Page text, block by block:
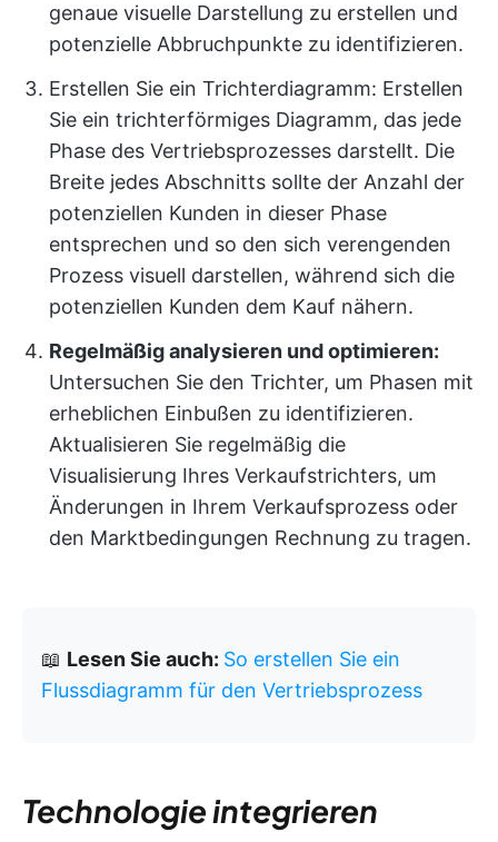
genaue visuelle Darstellung zu erstellen und
potenzielle Abbruchpunkte zu identifizieren.
Erstellen Sie ein Trichterdiagramm: Erstellen
Sie ein trichterförmiges Diagramm, das jede
Phase des Vertriebsprozesses darstellt. Die
Breite jedes Abschnitts sollte der Anzahl der
potenziellen Kunden in dieser Phase
entsprechen und so den sich verengenden
Prozess visuell darstellen, während sich die
potenziellen Kunden dem Kauf nähern.
Regelmäßig analysieren und optimieren:
Untersuchen Sie den Trichter, um Phasen mit
erheblichen Einbußen zu identifizieren.
Aktualisieren Sie regelmäßig die
Visualisierung Ihres Verkaufstrichters, um
Änderungen in Ihrem Verkaufsprozess oder
den Marktbedingungen Rechnung zu tragen.
📖 Lesen Sie auch: So erstellen Sie ein
Flussdiagramm für den Vertriebsprozess
Technologie integrieren